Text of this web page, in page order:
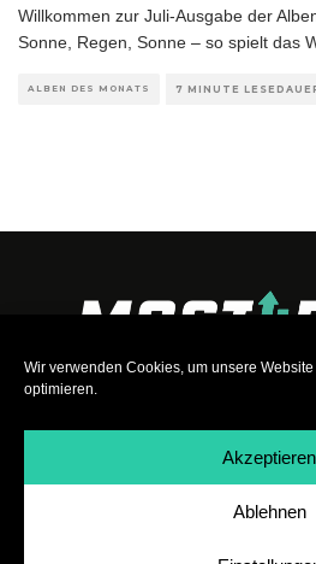
Wir verwenden Cookies, um unsere
optimieren.
Akzeptieren
Ablehnen
Willkommen zur Juli-Ausgabe der
Sonne, Regen, Sonne – so spielt das
ALBEN DES MONATS 7 MINUTE
Datenschutz|